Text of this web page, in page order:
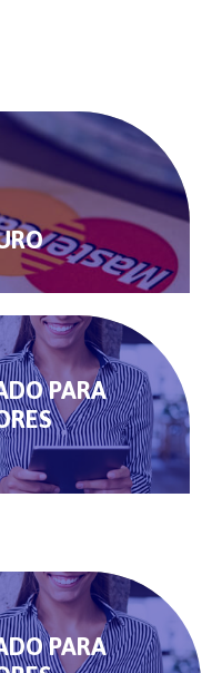
PARA
PARA